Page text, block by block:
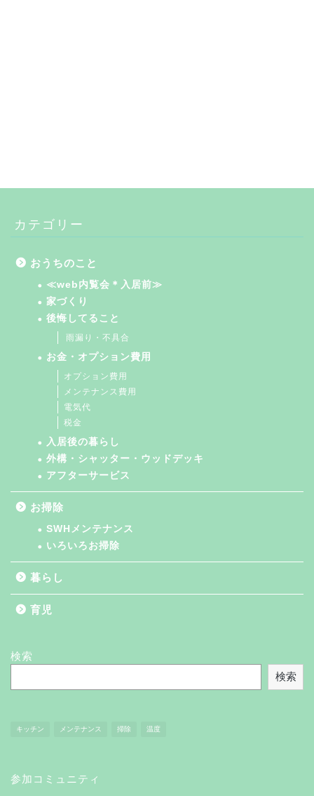
カテゴリー
おうちのこと
≪web内覧会＊入居前≫
家づくり
後悔してること
雨漏り・不具合
お金・オプション費用
オプション費用
メンテナンス費用
電気代
税金
入居後の暮らし
外構・シャッター・ウッドデッキ
アフターサービス
お掃除
SWHメンテナンス
いろいろお掃除
暮らし
育児
検索
検索
キッチン メンテナンス 掃除 温度
参加コミュニティ